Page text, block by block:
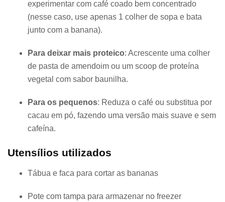
experimentar com café coado bem concentrado
(nesse caso, use apenas 1 colher de sopa e bata
junto com a banana).
Para deixar mais proteico: Acrescente uma colher
de pasta de amendoim ou um scoop de proteína
vegetal com sabor baunilha.
Para os pequenos: Reduza o café ou substitua por
cacau em pó, fazendo uma versão mais suave e sem
cafeína.
Utensílios utilizados
Tábua e faca para cortar as bananas
Pote com tampa para armazenar no freezer